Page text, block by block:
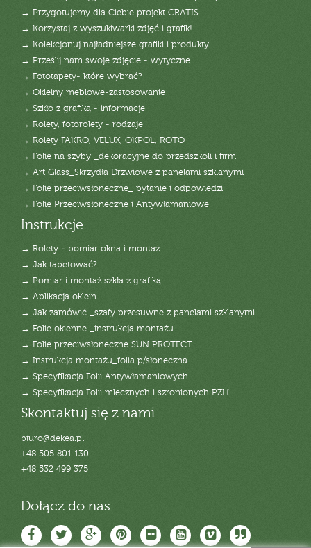
→ Przygotujemy dla Ciebie projekt GRATIS
→ Korzystaj z wyszukiwarki zdjęć i grafik!
→ Kolekcjonuj najładniejsze grafiki i produkty
→ Prześlij nam swoje zdjęcie - wytyczne
→ Fototapety- które wybrać?
→ Okleiny meblowe-zastosowanie
→ Szkło z grafiką - informacje
→ Rolety, fotorolety - rodzaje
→ Rolety FAKRO, VELUX, OKPOL, ROTO
→ Folie na szyby _dekoracyjne do przedszkoli i firm
→ Art Glass_Skrzydła Drzwiowe z panelami szklanymi
→ Folie przeciwsłoneczne_ pytanie i odpowiedzi
→ Folie Przeciwsłoneczne i Antywłamaniowe
Instrukcje
→ Rolety - pomiar okna i montaż
→ Jak tapetować?
→ Pomiar i montaż szkła z grafiką
→ Aplikacja oklein
→ Jak zamówić _szafy przesuwne z panelami szklanymi
→ Folie okienne _instrukcja montażu
→ Folie przeciwsłoneczne SUN PROTECT
→ Instrukcja montażu_folia p/słoneczna
→ Specyfikacja Folii Antywłamaniowych
→ Specyfikacja Folii mlecznych i szronionych PZH
Skontaktuj się z nami
biuro@dekea.pl
+48 505 801 130
+48 532 499 375
Dołącz do nas